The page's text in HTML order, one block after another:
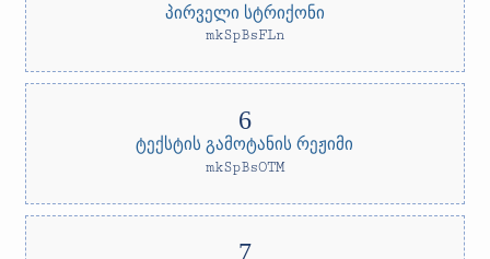
პირველი სტრიქონი
mkSpBsFLn
ტექსტის გამოტანის რეჟიმი
mkSpBsOTM